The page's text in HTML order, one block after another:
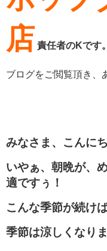
店 責任者のKです。
ブログをご閲覧頂き、
みなさま、こんに
いやぁ、朝晩が、
適ですぅ！
こんな季節が続け
季節は涼しくなり